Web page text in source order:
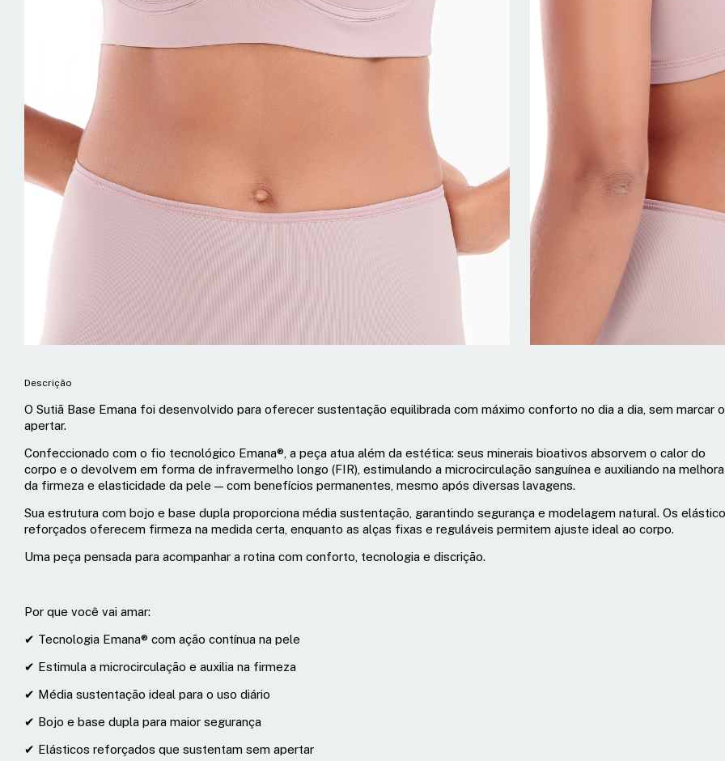
Descrição
O Sutiã Base Emana foi desenvolvido para oferecer sustentação equilibrada com máximo conforto no dia a dia, sem marcar
apertar.
Confeccionado com o fio tecnológico Emana®, a peça atua além da estética: seus minerais bioativos absorvem o calor do
corpo e o devolvem em forma de infravermelho longo (FIR), estimulando a microcirculação sanguínea e auxiliando na melhora
da firmeza e elasticidade da pele — com benefícios permanentes, mesmo após diversas lavagens.
Sua estrutura com bojo e base dupla proporciona média sustentação, garantindo segurança e modelagem natural. Os
reforçados oferecem firmeza na medida certa, enquanto as alças fixas e reguláveis permitem ajuste ideal ao corpo.
Uma peça pensada para acompanhar a rotina com conforto, tecnologia e discrição.
Por que você vai amar:
✔ Tecnologia Emana® com ação contínua na pele
✔ Estimula a microcirculação e auxilia na firmeza
✔ Média sustentação ideal para o uso diário
✔ Bojo e base dupla para maior segurança
✔ Elásticos reforçados que sustentam sem apertar